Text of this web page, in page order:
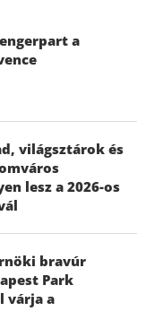
a
világsztárok és
lesz a 2026-os
bravúr
Park
várja a